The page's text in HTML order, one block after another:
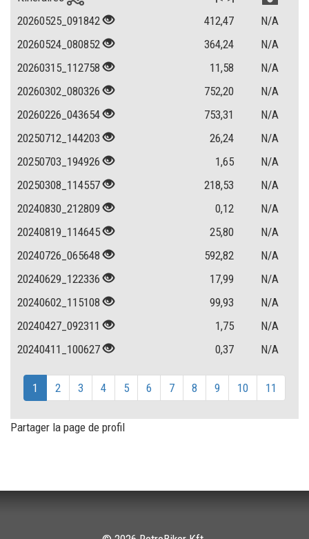
20260525_091842
412,47
N/A
20260524_080852
364,24
N/A
20260315_112758
11,58
N/A
20260302_080326
752,20
N/A
20260226_043654
753,31
N/A
20250712_144203
26,24
N/A
20250703_194926
1,65
N/A
20250308_114557
218,53
N/A
20240830_212809
0,12
N/A
20240819_114645
25,80
N/A
20240726_065648
592,82
N/A
20240629_122336
17,99
N/A
20240602_115108
99,93
N/A
20240427_092311
1,75
N/A
20240411_100627
0,37 N/A
1 2 3 4 5 6 7 8 9 10 11
Partager la page de profil